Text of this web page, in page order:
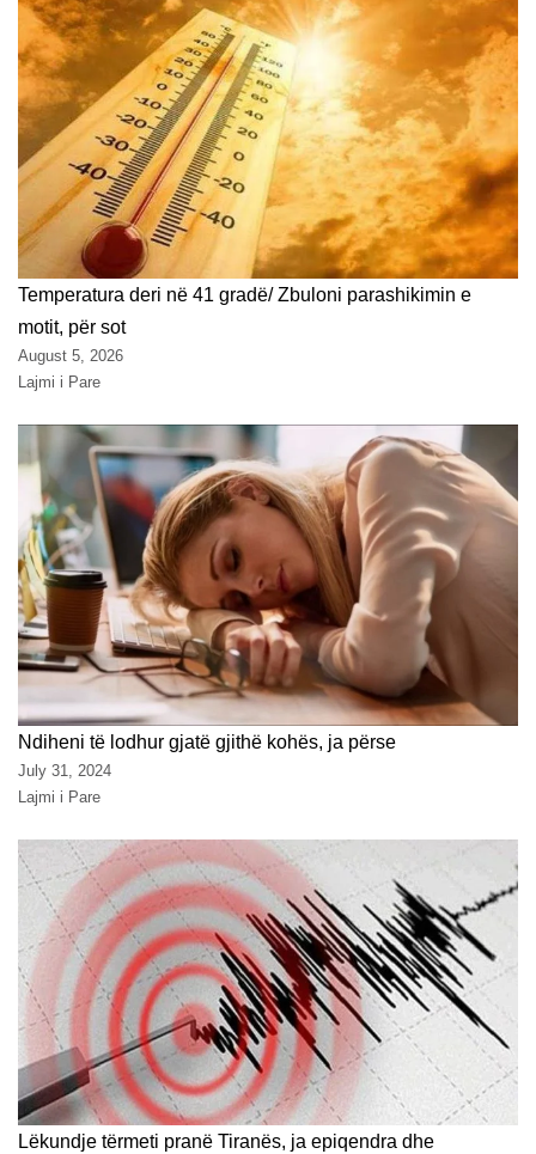
Temperatura deri në 41 gradë/ Zbuloni parashikimin e
motit, për sot
August 5, 2026
Lajmi i Pare
Ndiheni të lodhur gjatë gjithë kohës, ja përse
July 31, 2024
Lajmi i Pare
Lëkundje tërmeti pranë Tiranës, ja epiqendra dhe